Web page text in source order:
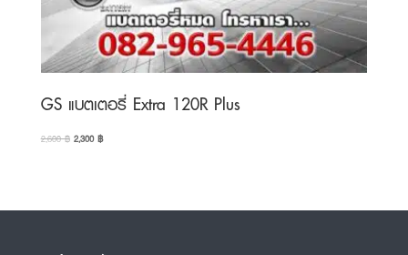
GS แบตเตอรี่ Extra 120R Plus
2,600฿ Original
2,300฿Current